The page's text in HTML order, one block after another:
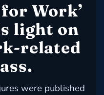
Work’
light on
related
were published